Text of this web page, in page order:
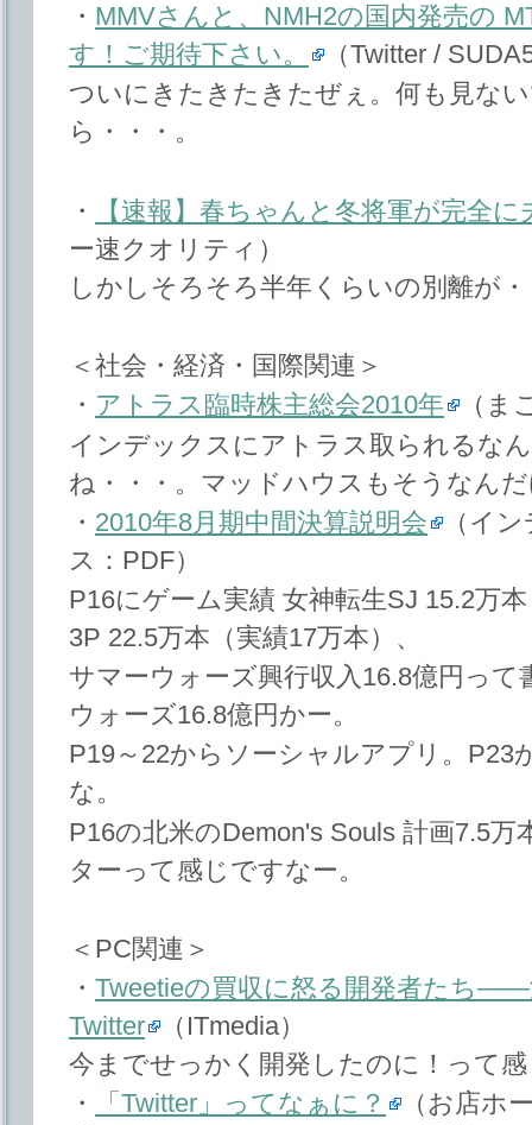
・ MMVさんと、NMH2の国内発売の
す！ご期待下さい。
（Twitter /
ついにきたきたきたぜぇ。何も見な
ら・・・。
・
【速報】春ちゃんと冬将軍が完全
ー速クオリティ）
しかしそろそろ半年くらいの別離が
＜社会・経済・国際関連＞
・ アトラス臨時株主総会2010年
（ま
インデックスにアトラス取られるな
ね・・・。マッドハウスもそうなん
・ 2010年8月期中間決算説明会
（イ
ス：PDF）
P16にゲーム実績 女神転生SJ 15.2万
3P 22.5万本（実績17万本）、
サマーウォーズ興行収入16.8億円っ
ウォーズ16.8億円かー。
P19～22からソーシャルアプリ。P23
な。
P16の北米のDemon's Souls 計画7.5
ターって感じですなー。
＜PC関連＞
・ Tweetieの買収に怒る開発者たち
Twitter
（ITmedia）
今までせっかく開発したのに！って
・
「Twitter」ってなぁに？
（お店ホ